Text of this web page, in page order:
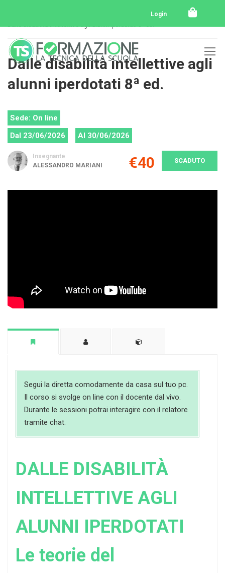
Login
Dalle disabilità intellettive agli alunni iperdotati 8ª ed.
Dalle disabilità intellettive agli
alunni iperdotati 8ª ed.
Sede: On line
Dal 23/06/2026
Al 30/06/2026
Insegnante
ALESSANDRO MARIANI
€40 SCADUTO
Segui la diretta comodamente da casa sul tuo pc.
Il corso si svolge on line con il docente dal vivo.
Durante le sessioni potrai interagire con il relatore
tramite chat.
DALLE DISABILITÀ
INTELLETTIVE AGLI
ALUNNI IPERDOTATI
Le teorie del